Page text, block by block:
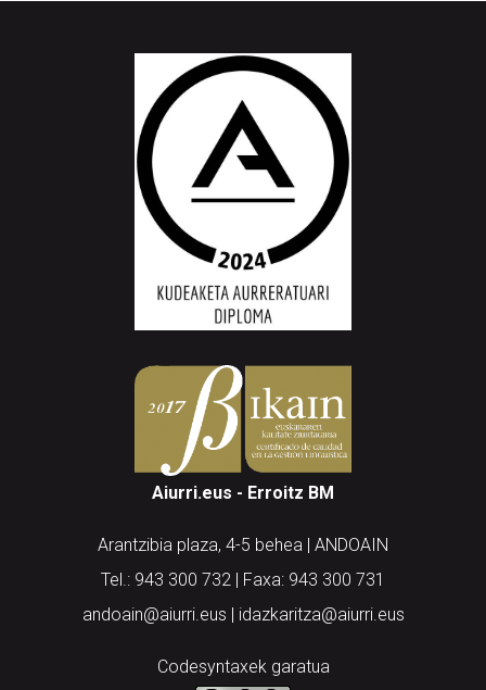
Aiurri.eus - Erroitz BM
Arantzibia plaza, 4-5 behea | ANDOAIN
Tel.: 943 300 732 | Faxa: 943 300 731
andoain@aiurri.eus | idazkaritza@aiurri.eus
Codesyntaxek garatua